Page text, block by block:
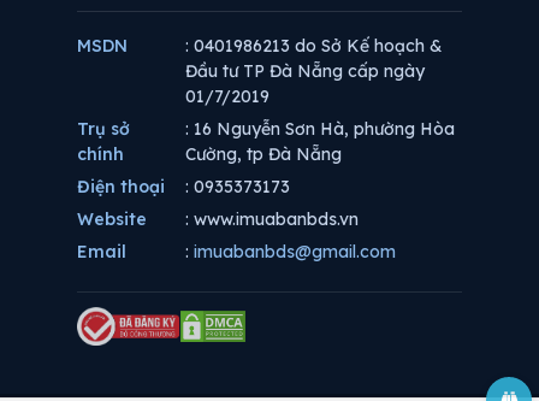
MSDN
: 0401986213 do Sở Kế hoạch &
Đầu tư TP Đà Nẵng cấp ngày
01/7/2019
Trụ sở
chính
: 16 Nguyễn Sơn Hà, phường Hòa
Cường, tp Đà Nẵng
Điện thoại
: 0935373173
Website
: www.imuabanbds.vn
Email
: imuabanbds@gmail.com